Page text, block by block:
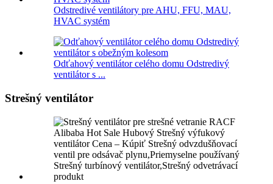
Odstredivé ventilátory pre AHU, FFU, MAU,
HVAC systém
Odťahový ventilátor celého domu Odstredivý
ventilátor s ...
Strešný ventilátor